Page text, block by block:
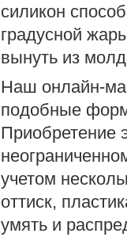
силикон
градусной
вынуть из
Наш онлайн-
подобные
Приобретение
учетом
оттиск,
умять и